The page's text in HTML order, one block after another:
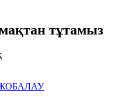
мақтан тұтамыз